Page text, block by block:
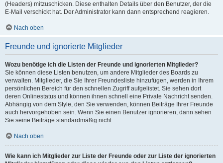
(Headers) mitzuschicken. Diese enthalten Details über den Benutzer, der die
E-Mail verschickt hat. Der Administrator kann dann entsprechend reagieren.
Nach oben
Freunde und ignorierte Mitglieder
Wozu benötige ich die Listen der Freunde und ignorierten Mitglieder?
Sie können diese Listen benutzen, um andere Mitglieder des Boards zu
verwalten. Mitglieder, die Sie Ihrer Freundesliste hinzufügen, werden in Ihrem
persönlichen Bereich für den schnellen Zugriff aufgelistet. Sie sehen dort
deren Onlinestatus und können ihnen schnell eine Private Nachricht senden.
Abhängig von dem Style, den Sie verwenden, können Beiträge Ihrer Freunde
auch hervorgehoben sein. Wenn Sie einen Benutzer ignorieren, dann sehen
Sie seine Beiträge standardmäßig nicht.
Nach oben
Wie kann ich Mitglieder zur Liste der Freunde oder zur Liste der ignorierten